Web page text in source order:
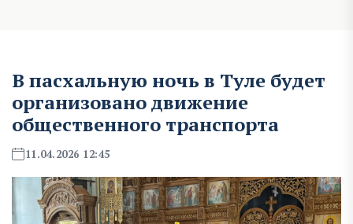
В пасхальную ночь в Туле будет
организовано движение
общественного транспорта
11.04.2026 12:45